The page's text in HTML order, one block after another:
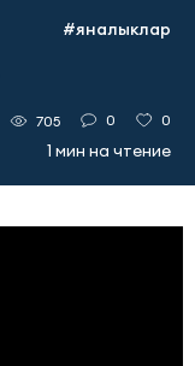
#яналыклар
705 0 0
1 мин на чтение